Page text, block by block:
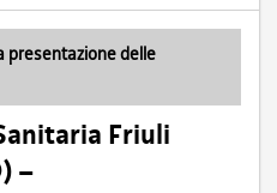
presentazione delle
Friuli
–